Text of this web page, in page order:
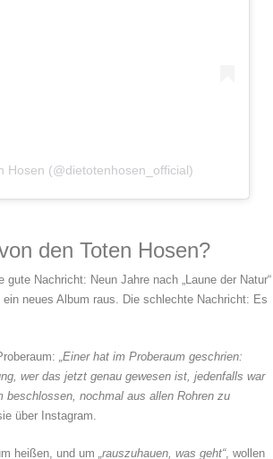
Hosen (@dietotenhosen_official)
den Toten Hosen?
Nachricht: Neun Jahre nach „Laune der Natur“
neues Album raus. Die schlechte Nachricht: Es
„Einer hat im Proberaum geschrien:
wer das jetzt genau gewesen ist, jedenfalls war
beschlossen, nochmal aus allen Rohren zu
über Instagram.
heißen, und um „rauszuhauen, was geht“, wollen